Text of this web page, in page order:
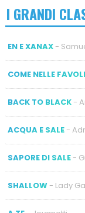
I GRANDI
EN E XANAX-
COME NELLE
BACK TO BLACK-
ACQUA E SALE-
SAPORE DI SALE-
SHALLOW- Lady